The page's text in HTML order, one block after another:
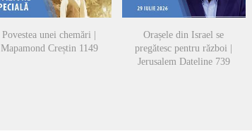
Povestea unei chemări |
Mapamond Creștin 1149
Orașele din Israel se
pregătesc pentru război |
Jerusalem Dateline 739